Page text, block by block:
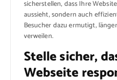
sicherstellen, dass Ihre
aussieht, sondern auch
Besucher dazu ermutigt,
verweilen.
Stelle sicher,
Webseite